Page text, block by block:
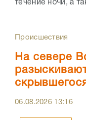
течение ночи, а
Происшествия
На севере
06.08.2026 13:16